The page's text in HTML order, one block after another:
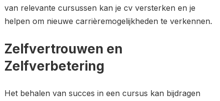
van relevante cursussen kan je cv versterken en je
helpen om nieuwe carrièremogelijkheden te verkennen.
Zelfvertrouwen en
Zelfverbetering
Het behalen van succes in een cursus kan bijdragen